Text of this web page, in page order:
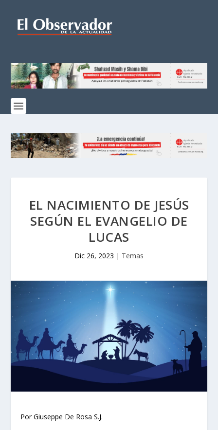
EL NACIMIENTO DE JESÚS
SEGÚN EL EVANGELIO DE
LUCAS
Dic 26, 2023 | Temas
Por Giuseppe De Rosa S.J.